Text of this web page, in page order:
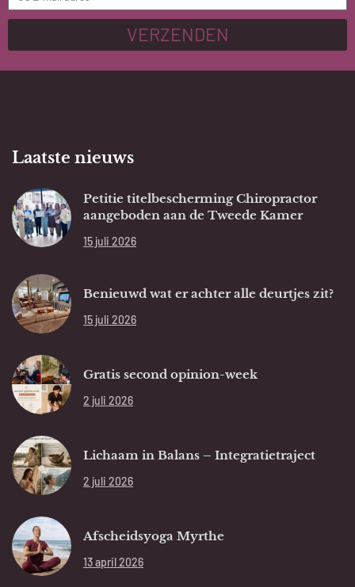
VERZENDEN
Laatste nieuws
Petitie titelbescherming Chiropractor
aangeboden aan de Tweede Kamer
15 juli 2026
Benieuwd wat er achter alle deurtjes zit?
15 juli 2026
Gratis second opinion-week
2 juli 2026
Lichaam in Balans – Integratietraject
2 juli 2026
Afscheidsyoga Myrthe
13 april 2026